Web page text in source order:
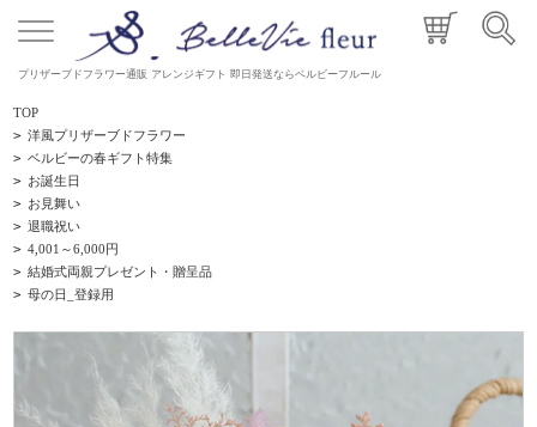
プリザーブドフラワー通販 アレンジギフト 即日発送ならベルビーフルール
TOP
> 洋風プリザーブドフラワー
> ベルビーの春ギフト特集
> お誕生日
> お見舞い
> 退職祝い
> 4,001～6,000円
> 結婚式両親プレゼント・贈呈品
> 母の日_登録用